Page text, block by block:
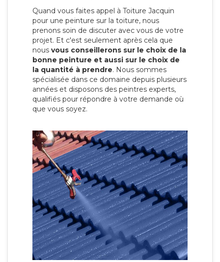
Quand vous faites appel à Toiture Jacquin
pour une peinture sur la toiture, nous
prenons soin de discuter avec vous de votre
projet. Et c'est seulement après cela que
nous vous conseillerons sur le choix de la
bonne peinture et aussi sur le choix de
la quantité à prendre. Nous sommes
spécialisée dans ce domaine depuis plusieurs
années et disposons des peintres experts,
qualifiés pour répondre à votre demande où
que vous soyez.